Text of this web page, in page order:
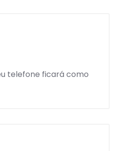
telefone ficará como